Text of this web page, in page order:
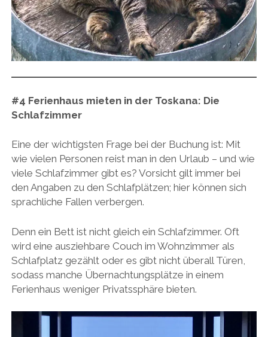
#4 Ferienhaus mieten in der Toskana: Die
Schlafzimmer
Eine der wichtigsten Frage bei der Buchung ist: Mit
wie vielen Personen reist man in den Urlaub – und wie
viele Schlafzimmer gibt es? Vorsicht gilt immer bei
den Angaben zu den Schlafplätzen; hier können sich
sprachliche Fallen verbergen.
Denn ein Bett ist nicht gleich ein Schlafzimmer. Oft
wird eine ausziehbare Couch im Wohnzimmer als
Schlafplatz gezählt oder es gibt nicht überall Türen,
sodass manche Übernachtungsplätze in einem
Ferienhaus weniger Privatssphäre bieten.